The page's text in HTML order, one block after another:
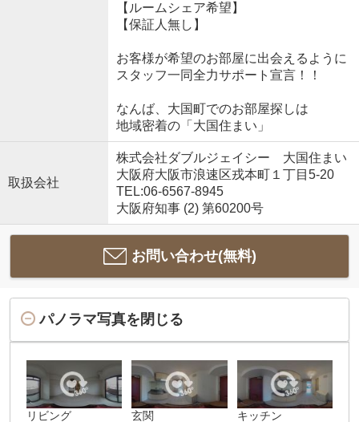
【ルームシェア希望】
【保証人無し】
お客様が希望のお部屋に出会えるように
スタッフ一同全力サポート宣言！！
なんば、大国町でのお部屋探しは
地域密着の「大国住まい」
取扱会社
株式会社ダブルジェイシー 大国住まい
大阪府大阪市浪速区戎本町１丁目5-20
TEL:06-6567-8945
大阪府知事 (2) 第60200号
お問い合わせ(無料)
パノラマ写真を閉じる
リビング 玄関 キッチン